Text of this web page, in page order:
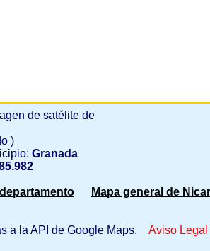
de satélite de
)
Granada
Mapa general de
a la API de Google Maps. Aviso Legal